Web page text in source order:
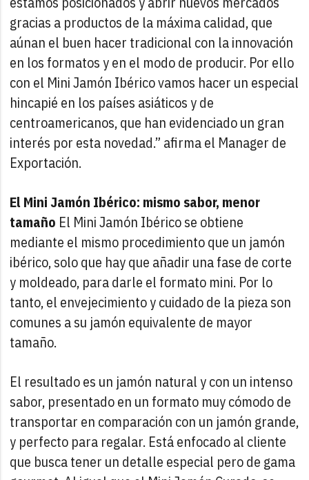
gracias a productos de la máxima calidad, que
aúnan el buen hacer tradicional con la innovación
en los formatos y en el modo de producir. Por ello
con el Mini Jamón Ibérico vamos hacer un especial
hincapié en los países asiáticos y de
centroamericanos, que han evidenciado un gran
interés por esta novedad.” afirma el Manager de
Exportación.
El Mini Jamón Ibérico: mismo sabor, menor
tamaño El Mini Jamón Ibérico se obtiene
mediante el mismo procedimiento que un jamón
ibérico, solo que hay que añadir una fase de corte
y moldeado, para darle el formato mini. Por lo
tanto, el envejecimiento y cuidado de la pieza son
comunes a su jamón equivalente de mayor
tamaño.
El resultado es un jamón natural y con un intenso
sabor, presentado en un formato muy cómodo de
transportar en comparación con un jamón grande,
y perfecto para regalar. Está enfocado al cliente
que busca tener un detalle especial pero de gama